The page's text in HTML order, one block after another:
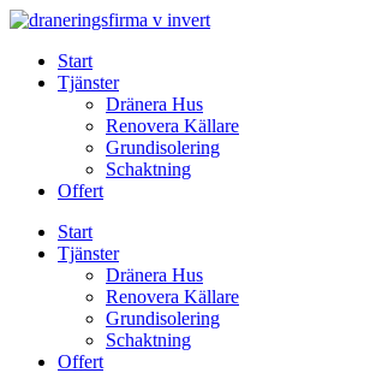
Skip
contentStart
Tjänster
Dränera Hus
Renovera Källare
Grundisolering
Schaktning
Offert
Start
Tjänster
Dränera Hus
Renovera Källare
Grundisolering
Schaktning
Offert